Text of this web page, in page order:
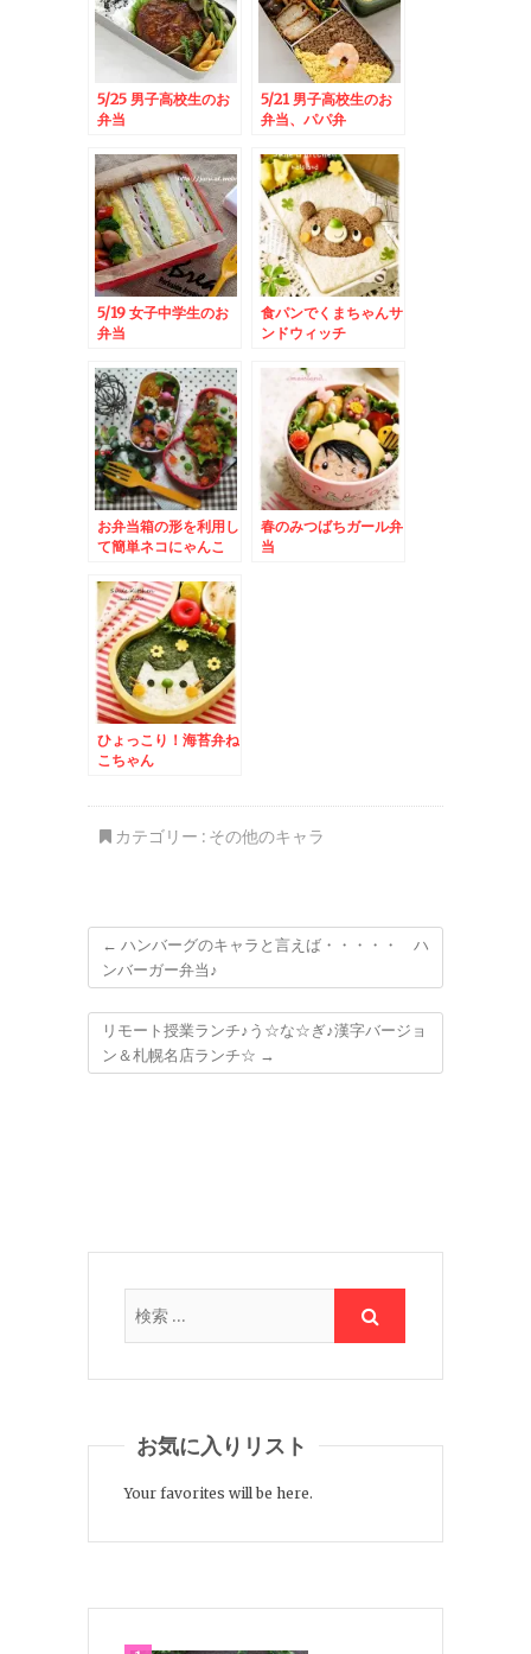
5/25 男子高校生のお
弁当
5/21 男子高校生のお
弁当、パパ弁
5/19 女子中学生のお
弁当
食パンでくまちゃんサ
ンドウィッチ
お弁当箱の形を利用し
て簡単ネコにゃんこ
春のみつばちガール弁
当
ひょっこり！海苔弁ね
こちゃん
カテゴリー : その他のキャラ
← ハンバーグのキャラと言えば・・・・・ ハ
ンバーガー弁当♪
リモート授業ランチ♪う☆な☆ぎ♪漢字バージョ
ン＆札幌名店ランチ☆ →
お気に入りリスト
Your favorites will be here.